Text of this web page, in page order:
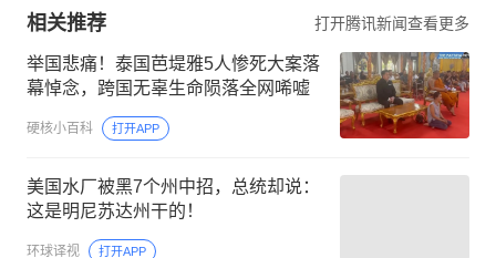
相关推荐 打开腾讯新闻查看更多
举国悲痛！泰国芭堤雅5人惨死大案落
幕悼念，跨国无辜生命陨落全网唏嘘
硬核小百科 打开APP
美国水厂被黑7个州中招，总统却说：
这是明尼苏达州干的！
环球译视 打开APP